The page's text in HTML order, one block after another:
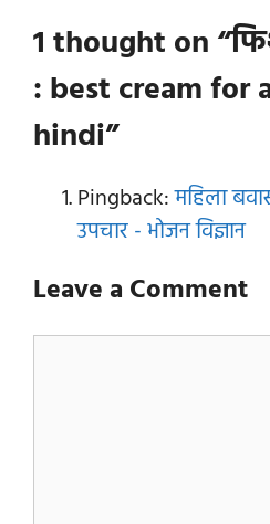
1 thought on
: best cream for
hindi”
Pingback:महिला
उपचार - भोजन विज्ञान
Leave a Comment